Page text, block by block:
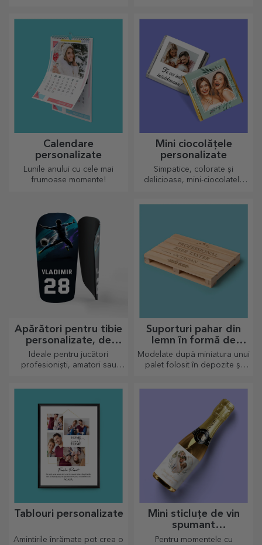
Calendare
personalizate
Lunile anului cu cele mai
frumoase momente!
Mini ciocolățele
personalizate
Simpatice, colorate și
delicioase, mini-ciocolatele
Apărători pentru tibie
personalizate, de
fotbal
Ideale pentru jucători
profesioniști, amatori sau
Suporturi pahar din
lemn în formă de
palet
Modelate după miniatura unui
palet folosit în depozite și
Tablouri personalizate
Amintirile înrămate pot crea o
Mini sticluțe de vin
spumant
personalizate
Pentru momentele cu